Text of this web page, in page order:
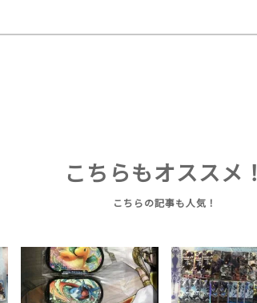
こちらもオススメ！